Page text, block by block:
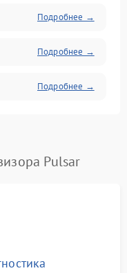
Подробнее →
Подробнее →
Подробнее →
Pulsar